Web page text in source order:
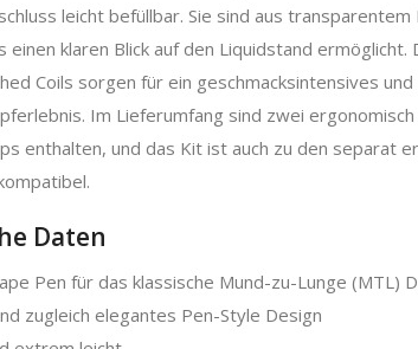
leicht befüllbar. Sie sind aus transparentem
einen klaren Blick auf den Liquidstand ermöglicht.
Coils sorgen für ein geschmacksintensives
Im Lieferumfang sind zwei
enthalten, und das Kit ist auch zu den separat
Daten
Pen für das klassische Mund-zu-Lunge (MTL)
zugleich elegantes Pen-Style Design